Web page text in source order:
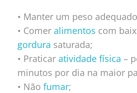
• Manter um peso
• Comer alimentos com
gordura saturada;
• Praticar atividade física –
minutos por dia na maior
• Não fumar;